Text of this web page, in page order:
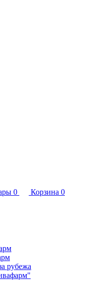
0 Корзина 0
рубежа